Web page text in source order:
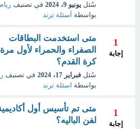
سُئل يونيو 9، 2024 في تصنيف
بواسطة أسئلة ترند
1
إجابة
متى استخدمت البطاقات
الصفراء والحمراء لأول
كرة القدم؟
سُئل فبراير 17، 2024 في تصنيف
بواسطة اسئلة ترند
1
إجابة
متى تم تأسيس أول
لفن الباليه؟